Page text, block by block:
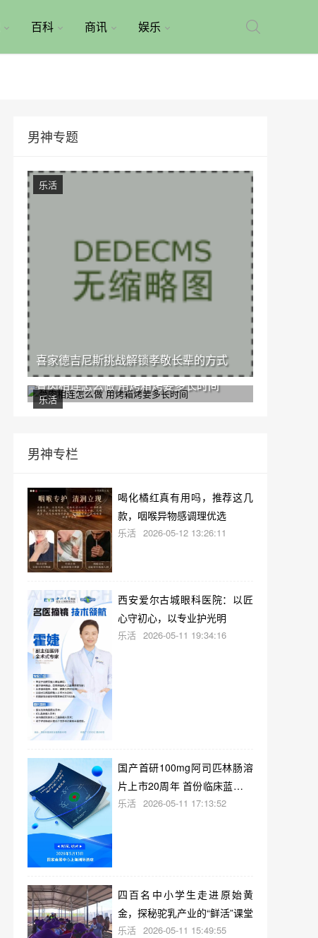
百科 商讯 娱乐
男神专题
喜家德吉尼斯挑战解锁孝敬长辈的方式
乐活
骨肉相连怎么做 用烤箱烤要多长时间
乐活
男神专栏
喝化橘红真有用吗，推荐这几
款，咽喉异物感调理优选
乐活 2026-05-12 13:26:11
西安爱尔古城眼科医院：以匠
心守初心，以专业护光明
乐活 2026-05-11 19:34:16
国产首研100mg阿司匹林肠溶
片上市20周年 首份临床蓝皮书
即将在上海发布
乐活 2026-05-11 17:13:52
四百名中小学生走进原始黄
金，探秘驼乳产业的“鲜活”课堂
乐活 2026-05-11 15:49:55